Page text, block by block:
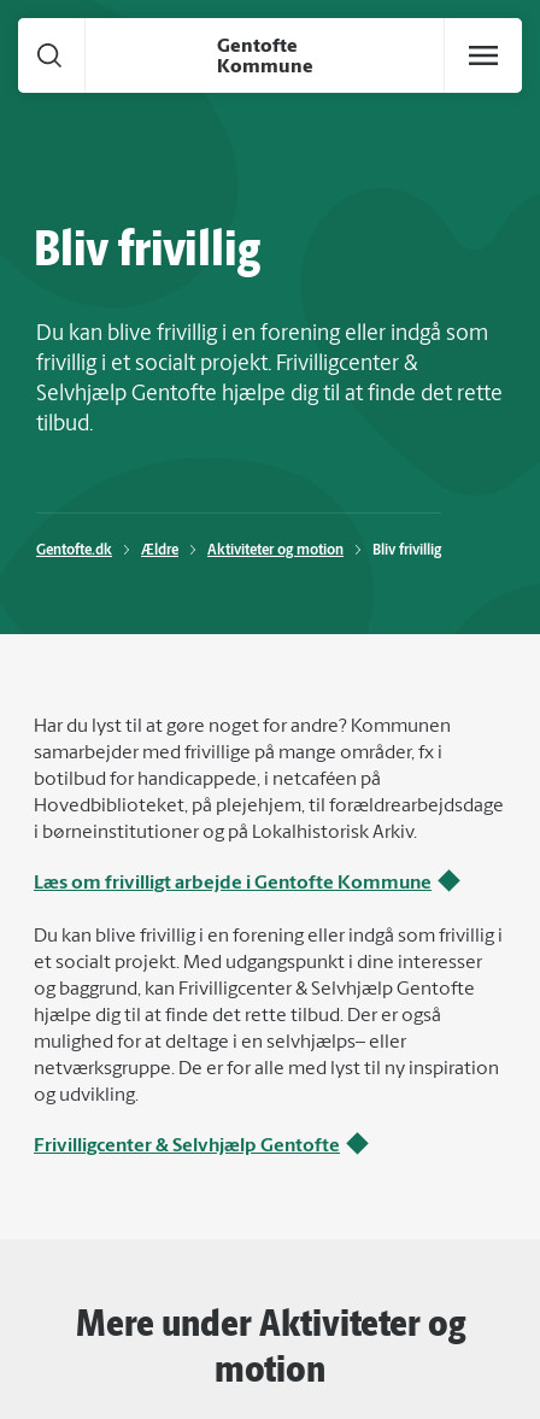
Gentofte
Kommune
Bliv frivillig
Du kan blive frivillig i en forening eller indgå som
frivillig i et socialt projekt. Frivilligcenter &
Selvhjælp Gentofte hjælpe dig til at finde det rette
tilbud.
Gentofte.dk Ældre Aktiviteter og motion Bliv frivillig
Har du lyst til at gøre noget for andre? Kommunen
samarbejder med frivillige på mange områder, fx i
botilbud for handicappede, i netcaféen på
Hovedbiblioteket, på plejehjem, til forældrearbejdsdage
i børneinstitutioner og på Lokalhistorisk Arkiv.
Læs om frivilligt arbejde i Gentofte Kommune
Du kan blive frivillig i en forening eller indgå som frivillig i
et socialt projekt. Med udgangspunkt i dine interesser
og baggrund, kan Frivilligcenter & Selvhjælp Gentofte
hjælpe dig til at finde det rette tilbud. Der er også
mulighed for at deltage i en selvhjælps– eller
netværksgruppe. De er for alle med lyst til ny inspiration
og udvikling.
Frivilligcenter & Selvhjælp Gentofte
Mere under Aktiviteter og
motion